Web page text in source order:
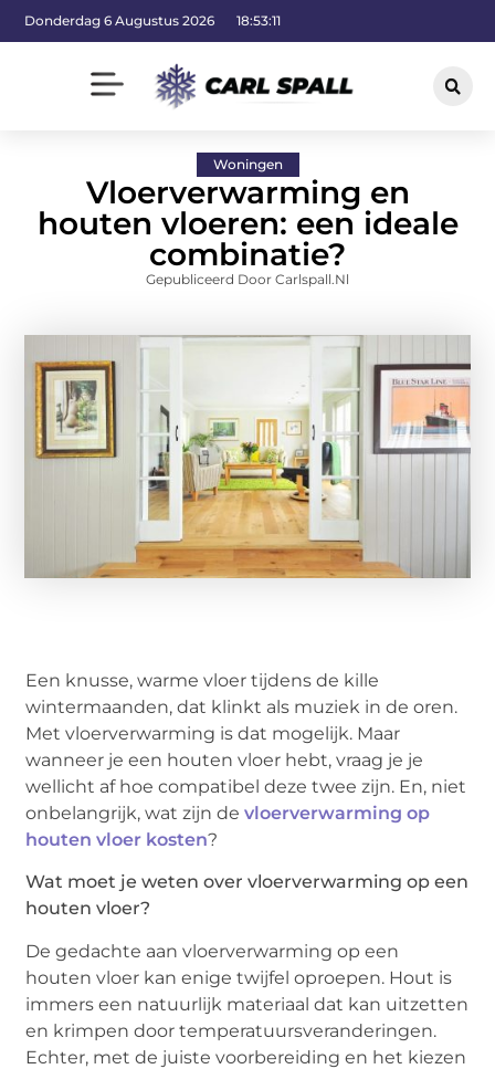
Donderdag 6 Augustus 2026 18:53:12
Woningen
Vloerverwarming en
houten vloeren: een ideale
combinatie?
Gepubliceerd Door Carlspall.nl
Een knusse, warme vloer tijdens de kille
wintermaanden, dat klinkt als muziek in de oren.
Met vloerverwarming is dat mogelijk. Maar
wanneer je een houten vloer hebt, vraag je je
wellicht af hoe compatibel deze twee zijn. En, niet
onbelangrijk, wat zijn devloerverwarming op
houten vloer kosten?
Wat moet je weten over vloerverwarming op een
houten vloer?
De gedachte aan vloerverwarming op een
houten vloer kan enige twijfel oproepen. Hout is
immers een natuurlijk materiaal dat kan uitzetten
en krimpen door temperatuursveranderingen.
Echter, met de juiste voorbereiding en het kiezen